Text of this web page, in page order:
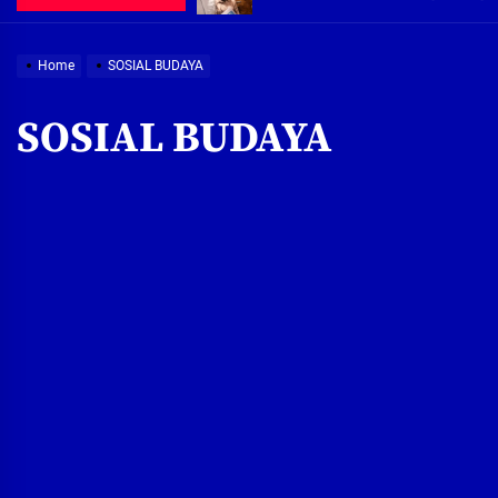
Peduli Warga Miskin, Bupati
Home SOSIAL BUDAYA
SOSIAL BUDAYA